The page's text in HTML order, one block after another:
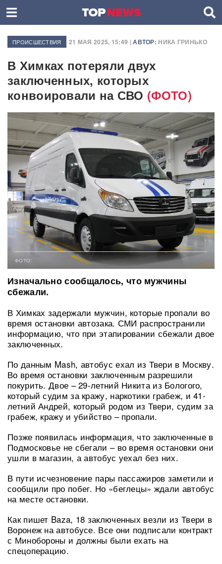
ПРОИСШЕСТВИЯ 21 МАЯ 2025, 15:49 |АВТОР: НИКА ГРИНЬКО
В Химках потеряли двух
заключенных, которых
конвоировали на СВО (ФОТО)
ФОТО:
Изначально сообщалось, что мужчины
сбежали.
В Химках задержали мужчин, которые пропали во
время остановки автозака. СМИ распространили
информацию, что при этапировании сбежали двое
заключенных.
По данным Mash, автобус ехал из Твери в Москву.
Во время остановки заключенным разрешили
покурить. Двое – 29-летний Никита из Бологого,
который судим за кражу, наркотики грабеж, и 41-
летний Андрей, который родом из Твери, судим за
грабеж, кражу и убийство – пропали.
Позже появилась информация, что заключенные в
Подмосковье не сбегали – во время остановки они
ушли в магазин, а автобус уехал без них.
В пути исчезновение пары пассажиров заметили и
сообщили про побег. Но «беглецы» ждали автобус
на месте остановки.
Как пишет Baza, 18 заключенных везли из Твери в
Воронеж на автобусе. Все они подписали контракт
с Минобороны и должны были ехать на
спецоперацию.